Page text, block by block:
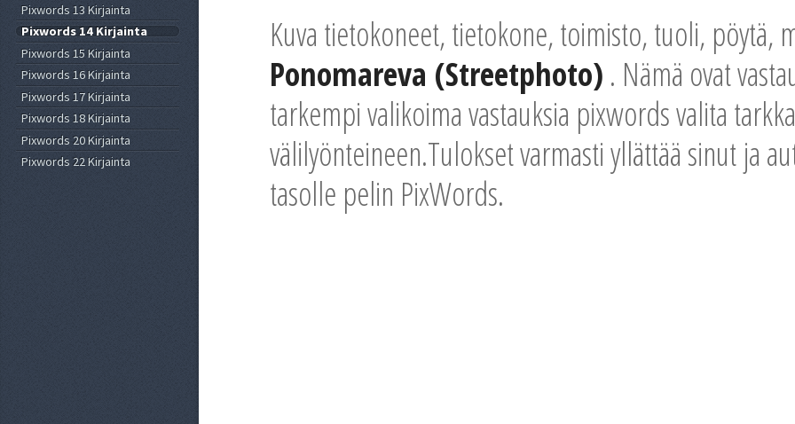
Kuva tietokoneet, tietokone, toimisto, tuoli,
Ponomareva (Streetphoto) . Nämä ovat
tarkempi valikoima vastauksia pixwords valita
välilyönteineen.Tulokset varmasti yllättää sinut ja
tasolle pelin PixWords.
Pixwords 13 Kirjainta
Pixwords 14 Kirjainta
Pixwords 15 Kirjainta
Pixwords 16 Kirjainta
Pixwords 17 Kirjainta
Pixwords 18 Kirjainta
Pixwords 20 Kirjainta
Pixwords 22 Kirjainta